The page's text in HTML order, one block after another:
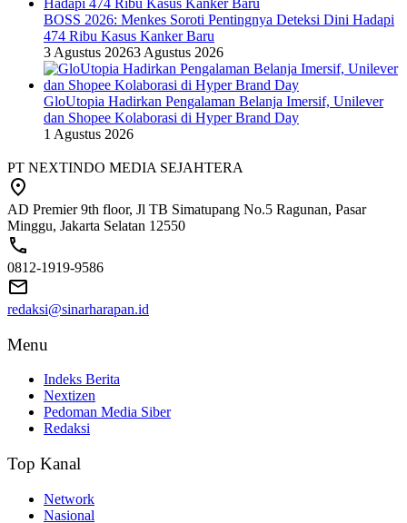
BOSS 2026: Menkes Soroti Pentingnya Deteksi Dini Hadapi
474 Ribu Kasus Kanker Baru
3 Agustus 20263 Agustus 2026
GloUtopia Hadirkan Pengalaman Belanja Imersif, Unilever
dan Shopee Kolaborasi di Hyper Brand Day
1 Agustus 2026
PT NEXTINDO MEDIA SEJAHTERA
AD Premier 9th floor, Jl TB Simatupang No.5 Ragunan, Pasar
Minggu, Jakarta Selatan 12550
0812-1919-9586
redaksi@sinarharapan.id
Menu
Indeks Berita
Nextizen
Pedoman Media Siber
Redaksi
Top Kanal
Network
Nasional